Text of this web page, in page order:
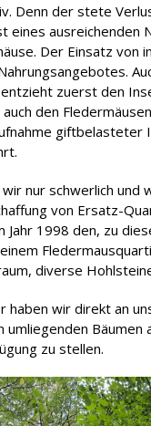
Denn der stete
ausreichenden
Der Einsatz von
zuerst den
den
giftbelasteter
nur schwerlich und
von Ersatz-
1998 den, zu
diverse
haben wir direkt an
Bäumen
zu stellen.